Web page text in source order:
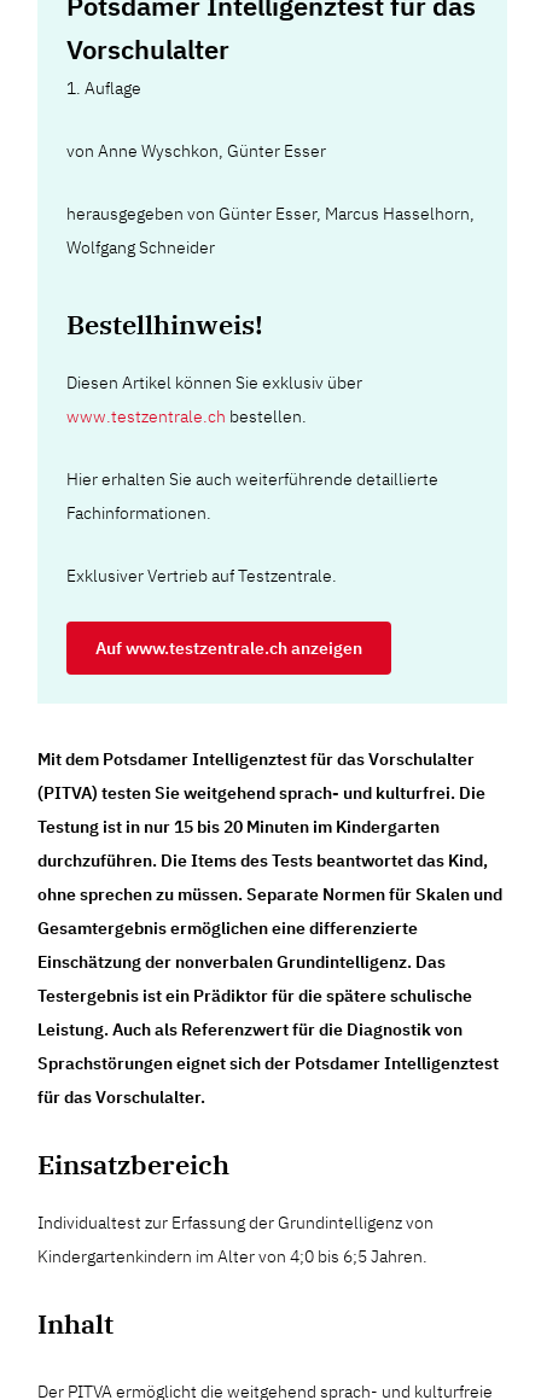
Vorschulalter
1. Auflage
vonAnne Wyschkon,Günter Esser
herausgegeben von Günter Esser, Marcus Hasselhorn,
Wolfgang Schneider
Bestellhinweis!
Diesen Artikel können Sie exklusiv über
www.testzentrale.ch bestellen.
Hier erhalten Sie auch weiterführende detaillierte
Fachinformationen.
Exklusiver Vertrieb auf Testzentrale.
Auf www.testzentrale.ch anzeigen
Mit dem Potsdamer Intelligenztest für das Vorschulalter
(PITVA) testen Sie weitgehend sprach- und kulturfrei. Die
Testung ist in nur 15 bis 20 Minuten im Kindergarten
durchzuführen. Die Items des Tests beantwortet das Kind,
ohne sprechen zu müssen. Separate Normen für Skalen und
Gesamtergebnis ermöglichen eine differenzierte
Einschätzung der nonverbalen Grundintelligenz. Das
Testergebnis ist ein Prädiktor für die spätere schulische
Leistung. Auch als Referenzwert für die Diagnostik von
Sprachstörungen eignet sich der Potsdamer Intelligenztest
für das Vorschulalter.
Einsatzbereich
Individualtest zur Erfassung der Grundintelligenz von
Kindergartenkindern im Alter von 4;0 bis 6;5 Jahren.
Inhalt
Der PITVA ermöglicht die weitgehend sprach- und kulturfreie